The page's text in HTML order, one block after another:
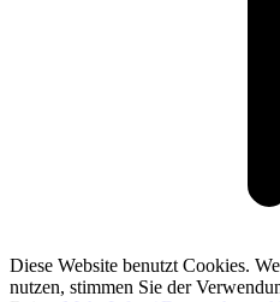
Diese Website benutzt Cookies.
nutzen, stimmen Sie der